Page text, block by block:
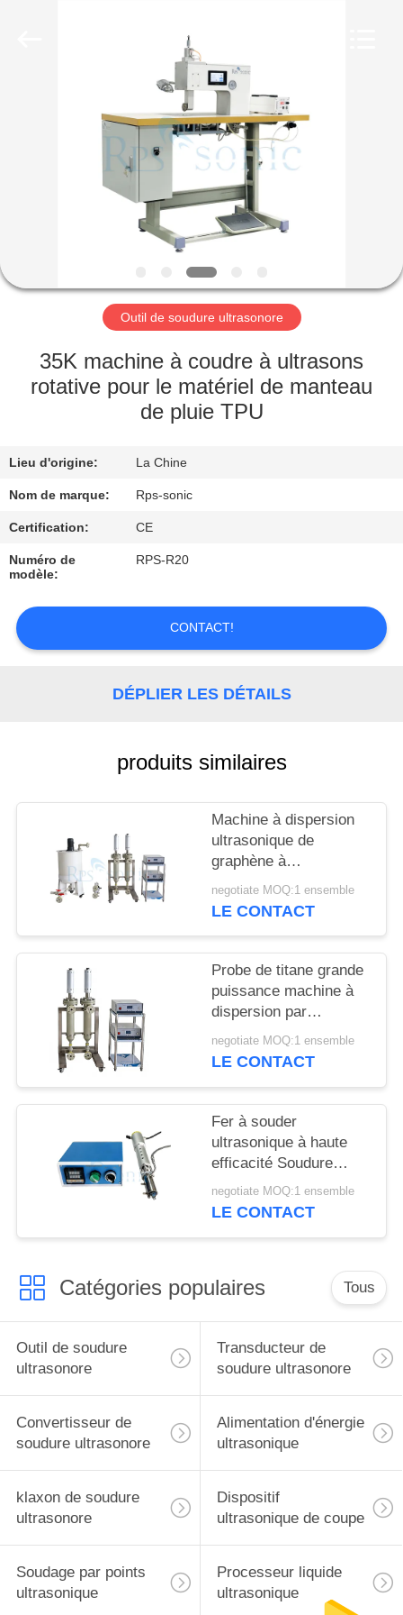
PRODUITS
DE
NOUS
VISITE
D'USINE
DE
QUALITÉ
CONTACTEZ-
NOUS
NOUVELLES
POLITIQUE
CONFIDENTIALITÉ
Outil de soudure ultrasonore
35K machine à coudre à ultrasons
rotative pour le matériel de manteau
de pluie TPU
Lieu d'origine: La Chine
Nom de marque: Rps-sonic
Certification: CE
Numéro de
modèle:
RPS-R20
CONTACT!
DÉPLIER LES DÉTAILS
produits similaires
Machine à dispersion
ultrasonique de
graphène à
fonctionnement continu
negotiate MOQ:1 ensemble
LE CONTACT
Probe de titane grande
puissance machine à
dispersion par
ultrasons de noir de
carbone machine
negotiate MOQ:1 ensemble
LE CONTACT
Fer à souder
ultrasonique à haute
efficacité Soudure
ultrasonique du verre
pour l'industrie de la
negotiate MOQ:1 ensemble
LE CONTACT
Catégories populaires Tous
Outil de soudure
ultrasonore
Transducteur de
soudure ultrasonore
Convertisseur de
soudure ultrasonore
Alimentation d'énergie
ultrasonique
klaxon de soudure
ultrasonore
Dispositif
ultrasonique de coupe
Soudage par points
ultrasonique
Processeur liquide
ultrasonique